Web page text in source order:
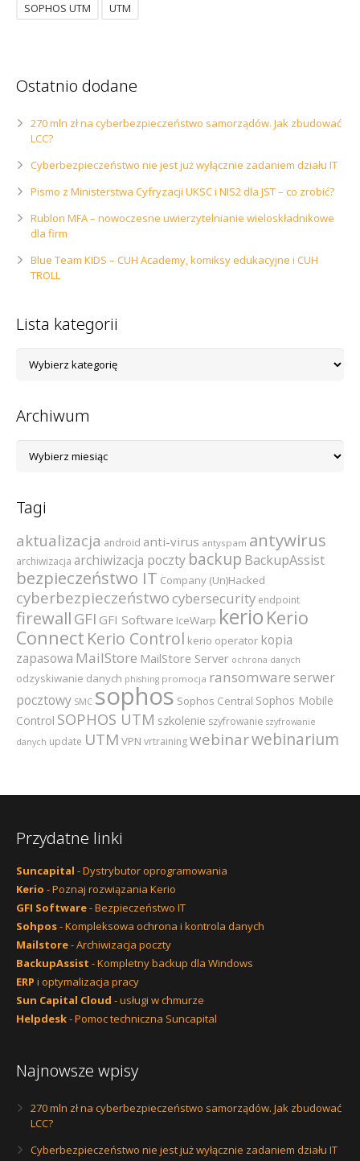
SOPHOS UTM UTM
Ostatnio dodane
270 mln zł na cyberbezpieczeństwo samorządów. Jak zbudować
LCC?
Cyberbezpieczeństwo nie jest już wyłącznie zadaniem działu IT
Pismo z Ministerstwa Cyfryzacji UKSC i NIS2 dla JST – co zrobić?
Rublon MFA – nowoczesne uwierzytelnianie wieloskładnikowe
dla firm
Blue Team KIDS – CUH Academy, komiksy edukacyjne i CUH
TROLL
Lista kategorii
kategorii
Archiwum
Tagi
aktualizacja android anti-virus antyspam antywirus
archiwizacja archiwizacja poczty backup BackupAssist
bezpieczeństwo IT Company (Un)Hacked
cyberbezpieczeństwocybersecurity endpoint
firewall GFI GFI Software IceWarp kerio Kerio
Connect Kerio Control kerio operator kopia
zapasowa MailStore MailStore Server ochrona danych
odzyskiwanie danych phishing promocja ransomware serwer
pocztowy SMC sophos Sophos Central Sophos Mobile
Control SOPHOS UTM szkolenie szyfrowanie szyfrowanie
danych update UTM VPN vrtrainingwebinarwebinarium
Przydatne linki
Suncapital - Dystrybutor oprogramowania
Kerio - Poznaj rozwiązania Kerio
GFI Software- Bezpieczeństwo IT
Sohpos- Kompleksowa ochrona i kontrola danych
Mailstore- Archiwizacja poczty
BackupAssist - Kompletny backup dla Windows
ERP i optymalizacja pracy
Sun Capital Cloud - usługi w chmurze
Helpdesk- Pomoc techniczna Suncapital
Najnowsze wpisy
270 mln zł na cyberbezpieczeństwo samorządów. Jak zbudować
LCC?
Cyberbezpieczeństwo nie jest już wyłącznie zadaniem działu IT